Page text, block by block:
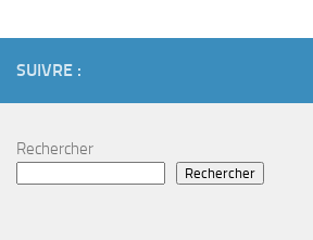
SUIVRE :
Rechercher
Rechercher